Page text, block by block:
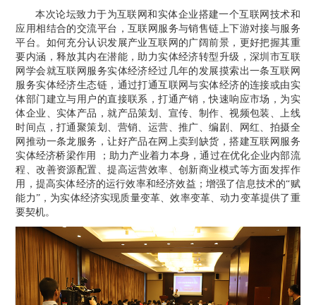
本次论坛致力于为互联网和实体企业搭建一个互联网技术和
应用相结合的交流平台，互联网服务与销售链上下游对接与服务
平台。如何充分认识发展产业互联网 的广阔前景，更好把握其重
要内涵，释放其内在潜能，助力实体经济转型升级，深圳市互联
网学会就互联网服务实体经济经过几年的发展摸索出一条互联网
服务实体经济生态链，通过打通互联网与实体经济的连接或由实
体部门建立与用户的直接联系，打通产销，快速响应市场，为实
体企业、实体产品，就产品策划、宣传、制作、视频包装、上线
时间点，打通聚策划、营销、运营、推广、编剧、网红、拍摄全
网推动一条龙服务，让好产品在网上卖到缺货，搭建互联网服务
实体经济桥梁作用
；助力产业着力本身，通过在优化企业内部流
程、改善资源配置、提高运营效率、创新商业模式等方面发挥作
用，提高实体经济的运行效率和经济效益；增强了信息技术的“赋
能力”，为实体经济实现质量变革、效率变革、动力变革提供了重
要契机。